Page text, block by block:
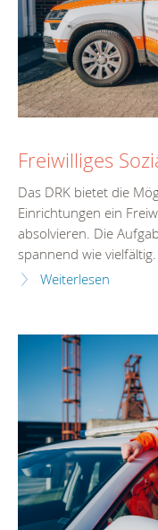
Freiwilliges
Das DRK bietet die
Einrichtungen ein
absolvieren. Die
spannend wie vielfältig.
Weiterlesen